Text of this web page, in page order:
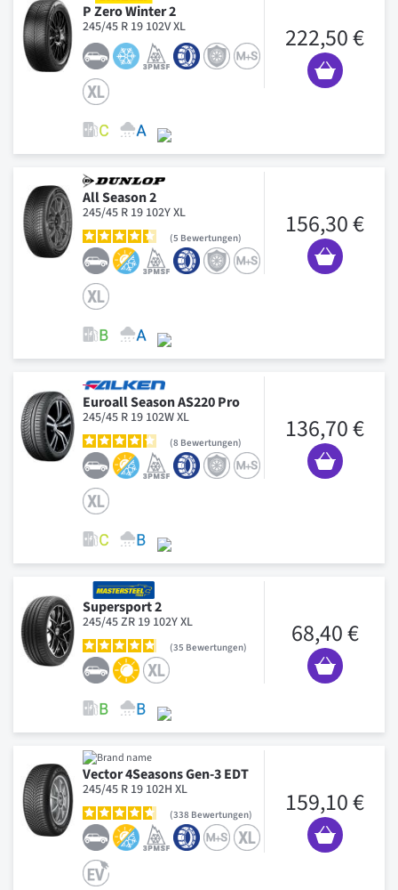
P Zero Winter 2
245/45 R 19 102V XL 222,50 €
All Season 2
245/45 R 19 102Y XL
5 Bewertungen 156,30 €
Euroall Season AS220 Pro
245/45 R 19 102W XL
8 Bewertungen 136,70 €
Supersport 2
245/45 ZR 19 102Y XL
35 Bewertungen 68,40 €
Vector 4Seasons Gen-3 EDT
245/45 R 19 102H XL
338 Bewertungen 159,10 €